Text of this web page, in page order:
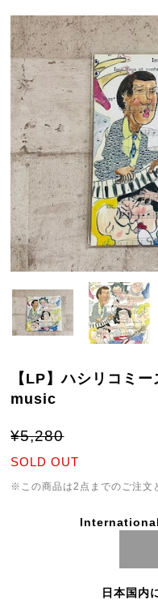
【LP】ハシリコミ
music
¥5,280
SOLD OUT
※この商品は2点までのご注文
日本国内